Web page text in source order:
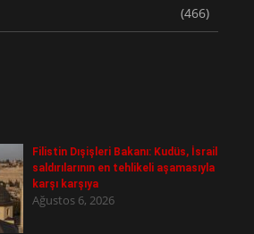
(466)
Filistin Dışişleri Bakanı: Kudüs, İsrail
saldırılarının en tehlikeli aşamasıyla
karşı karşıya
Ağustos 6, 2026